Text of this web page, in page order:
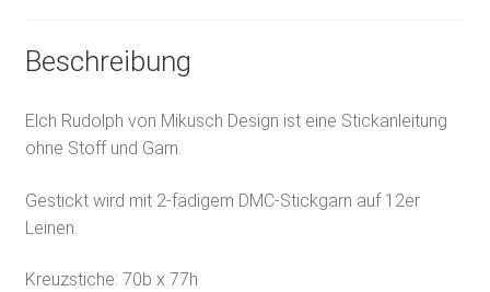
Beschreibung
Elch Rudolph von Mikusch Design ist eine Stickanleitung
ohne Stoff und Garn.
Gestickt wird mit 2-fädigem DMC-Stickgarn auf 12er
Leinen.
Kreuzstiche: 70b x 77h